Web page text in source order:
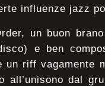
influenze jazz
un buon
e ben
riff vagamente
all’unisono dal